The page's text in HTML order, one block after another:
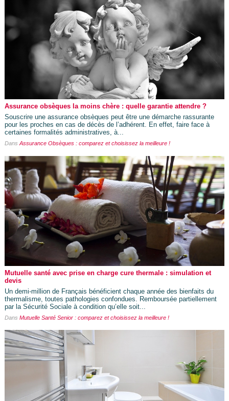
Assurance obsèques la moins chère : quelle garantie attendre ?
Souscrire une assurance obsèques peut être une démarche rassurante
pour les proches en cas de décès de l’adhérent. En effet, faire face à
certaines formalités administratives, à...
Dans Assurance Obsèques : comparez et choisissez la meilleure !
Mutuelle santé avec prise en charge cure thermale : simulation et
devis
Un demi-million de Français bénéficient chaque année des bienfaits du
thermalisme, toutes pathologies confondues. Remboursée partiellement
par la Sécurité Sociale à condition qu’elle soit...
Dans Mutuelle Santé Senior : comparez et choisissez la meilleure !